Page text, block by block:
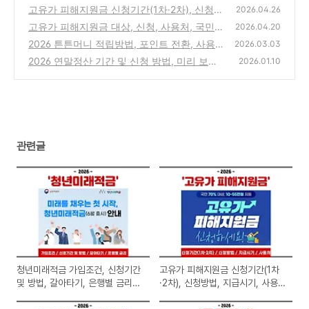
아타기, 은행별 금리정보 총정리
(0)
고유가 피해지원금 신청기간(1차·2차), 신청방
법, 지급시기, 사용처 완벽 정리
(1)
2026.04.26
고유가 피해지원금 대상, 신청, 사용처, 국민비
서 홈페이지 대상 확인방법까지 총정리
(0)
2026.04.20
2026 튼튼머니 적립방법, 포인트 전환, 사용처
까지 한눈에(국민체력100)
(0)
2026.03.03
2026 연말정산 기간 및 신청 방법, 미리 보기,
2026.01.10
관련글
청년미래적금 가입조건, 신청기간
및 방법, 갈아타기, 은행별 금리정
고유가 피해지원금 신청기간(1차
·2차), 신청방법, 지급시기, 사용